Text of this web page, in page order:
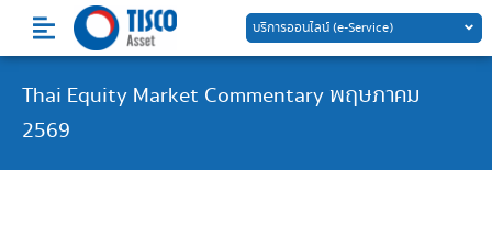
content
บริการออนไลน์ (e-Service)
Thai Equity Market Commentary พฤษภาคม
2569